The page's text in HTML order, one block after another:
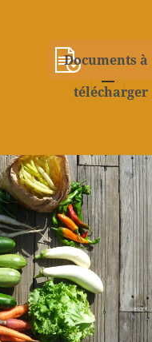
MENU
Documents à
télécharger